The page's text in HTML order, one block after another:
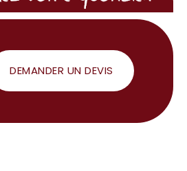
DEMANDER UN DEVIS